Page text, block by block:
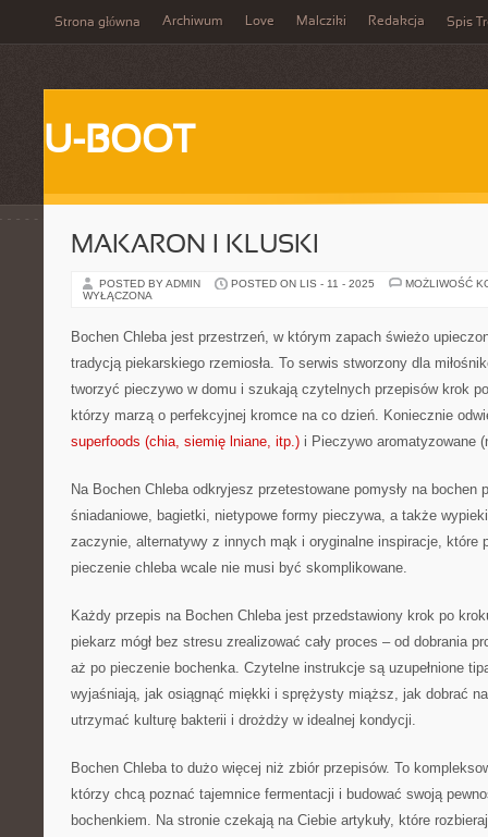
Strona główna Archiwum Love Malcziki Redakcja Spis
U-BOOT
MAKARON I KLUSKI
POSTED BY ADMIN POSTED ON LIS - 11 - 2025
MOŻLIWOŚĆ
WYŁĄCZONA
Bochen Chleba jest przestrzeń, w którym zapach świeżo
tradycją piekarskiego rzemiosła. To serwis stworzony dla
tworzyć pieczywo w domu i szukają czytelnych przepisów krok
którzy marzą o perfekcyjnej kromce na co dzień. Koniecznie
superfoods (chia, siemię lniane, itp.) i Pieczywo aromatyzowane
Na Bochen Chleba odkryjesz przetestowane pomysły na bochen
śniadaniowe, bagietki, nietypowe formy pieczywa, a także
zaczynie, alternatywy z innych mąk i oryginalne inspiracje, które
pieczenie chleba wcale nie musi być skomplikowane.
Każdy przepis na Bochen Chleba jest przedstawiony krok po
piekarz mógł bez stresu zrealizować cały proces – od dobrania
aż po pieczenie bochenka. Czytelne instrukcje są uzupełnione
wyjaśniają, jak osiągnąć miękki i sprężysty miąższ, jak dobrać
utrzymać kulturę bakterii i drożdży w idealnej kondycji.
Bochen Chleba to dużo więcej niż zbiór przepisów. To
którzy chcą poznać tajemnice fermentacji i budować swoją
bochenkiem. Na stronie czekają na Ciebie artykuły, które